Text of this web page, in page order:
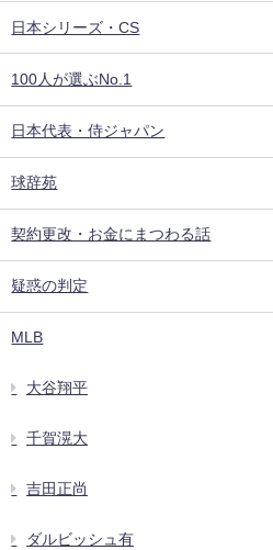
日本シリーズ・CS
100人が選ぶNo.1
日本代表・侍ジャパン
球辞苑
契約更改・お金にまつわる話
疑惑の判定
MLB
大谷翔平
千賀滉大
吉田正尚
ダルビッシュ有